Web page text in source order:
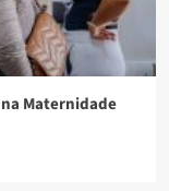
Maternidade